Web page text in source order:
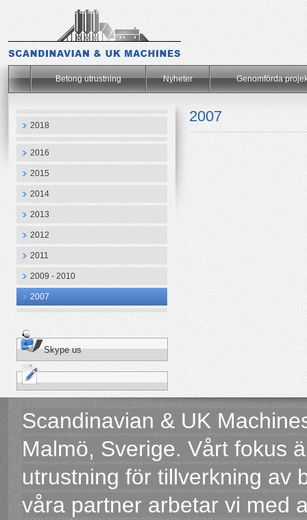
Betong utrustning Nyheter Genomförda
2018
2016
2015
2014
2013
2012
2011
2009 - 2010
2007
Skype us
2007
Scandinavian & UK
Malmö, Sverige. Vårt fokus
utrustning för tillverkning av
våra partner arbetar vi med